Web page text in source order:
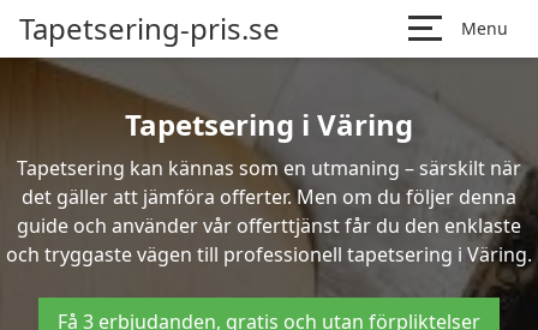
Tapetsering-pris.se Menu
Tapetsering i Väring
Tapetsering kan kännas som en utmaning – särskilt när
det gäller att jämföra offerter. Men om du följer denna
guide och använder vår offerttjänst får du den enklaste
och tryggaste vägen till professionell tapetsering i Väring.
Få 3 erbjudanden, gratis och utan förpliktelser